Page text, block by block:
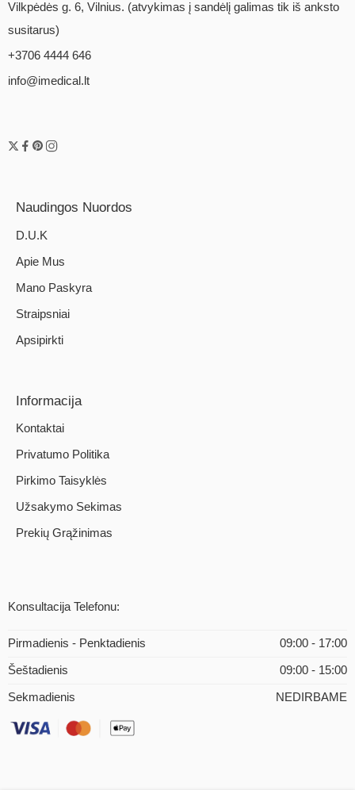
Vilkpėdės g. 6, Vilnius. (atvykimas į sandėlį galimas tik iš anksto
susitarus)
+3706 4444 646
info@imedical.lt
Naudingos Nuordos
D.U.K
Apie Mus
Mano Paskyra
Straipsniai
Apsipirkti
Informacija
Kontaktai
Privatumo Politika
Pirkimo Taisyklės
Užsakymo Sekimas
Prekių Grąžinimas
Konsultacija Telefonu:
Pirmadienis - Penktadienis 09:00 - 17:00
Šeštadienis 09:00 - 15:00
Sekmadienis NEDIRBAME